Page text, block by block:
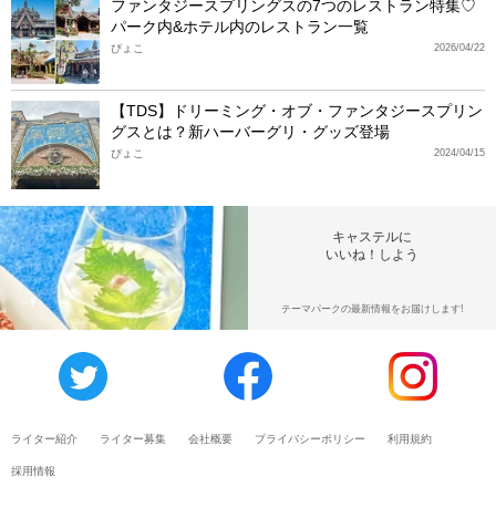
ファンタジースプリングスの7つのレストラン特集♡
パーク内&ホテル内のレストラン一覧
2026/04/22
ぴょこ
【TDS】ドリーミング・オブ・ファンタジースプリン
グスとは？新ハーバーグリ・グッズ登場
2024/04/15
ぴょこ
キャステルに
いいね！しよう
テーマパークの最新情報をお届けします!
ライター紹介 ライター募集 会社概要 プライバシーポリシー 利用規約
採用情報